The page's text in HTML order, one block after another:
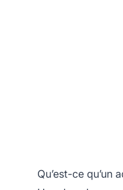
Qu’est-ce qu’un